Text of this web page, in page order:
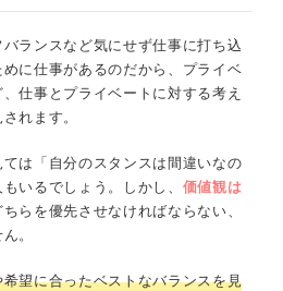
バランスなど気にせず仕事に打ち込
に仕事があるのだから、プライベ
仕事とプライベートに対する考え
れます。
は「自分のスタンスは間違いなの
いるでしょう。しかし、 価値観は
ちらを優先させなければならない、
。
望に合ったベストなバランスを見
よう